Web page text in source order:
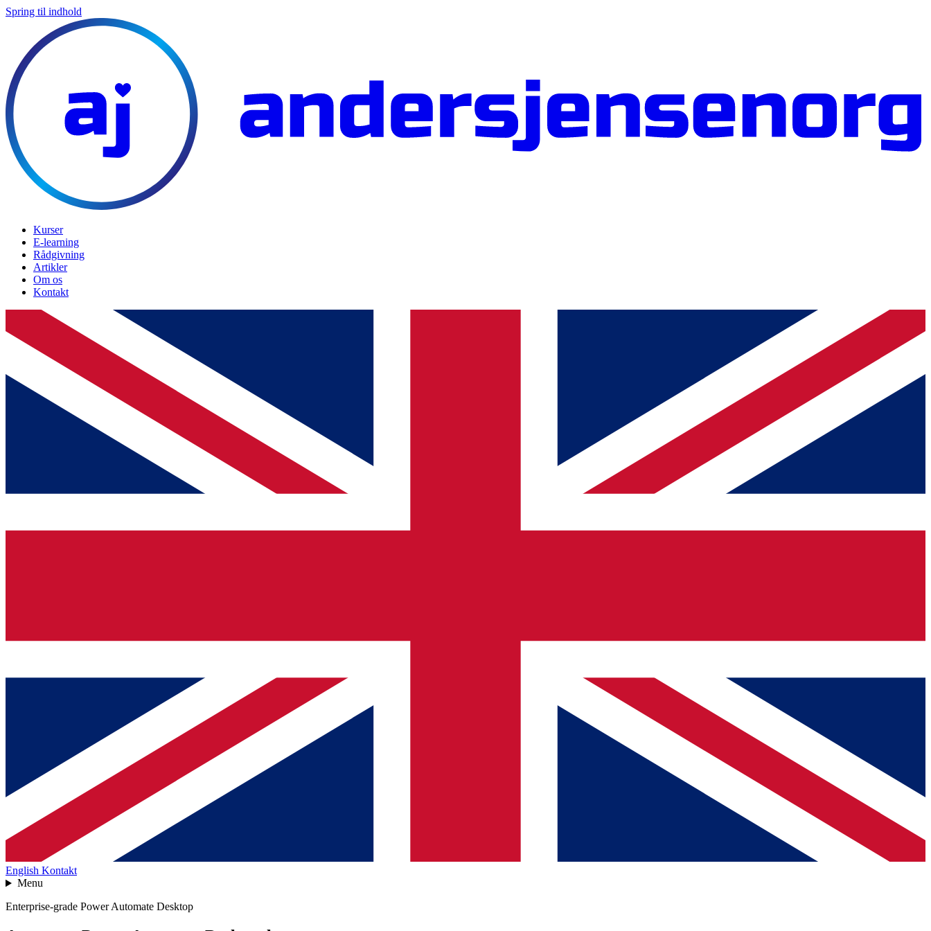
Spring til indhold
Kurser
E-learning
Rådgivning
Artikler
Om os
Kontakt
English Kontakt
Menu
Enterprise-grade Power Automate Desktop